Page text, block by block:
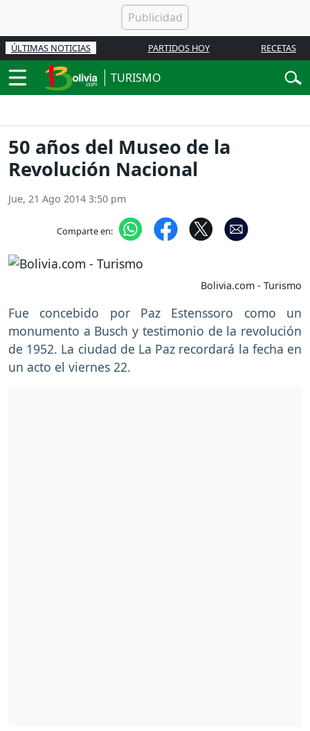
ÚLTIMAS NOTICIAS PARTIDOS HOY RECETAS
TURISMO
50 años del Museo de la
Revolución Nacional
Jue, 21 Ago 2014 3:50 pm
Comparte en:
Bolivia.com - Turismo
Fue concebido por Paz Estenssoro como un
monumento a Busch y testimonio de la revolución
de 1952. La ciudad de La Paz recordará la fecha en
un acto el viernes 22.